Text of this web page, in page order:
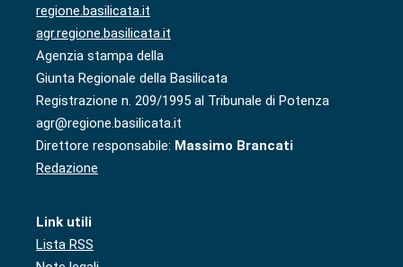
regione.basilicata.it
agr.regione.basilicata.it
Agenzia stampa della
Giunta Regionale della Basilicata
Registrazione n. 209/1995 al Tribunale di Potenza
agr@regione.basilicata.it
Direttore responsabile: Massimo Brancati
Redazione
Link utili
Lista RSS